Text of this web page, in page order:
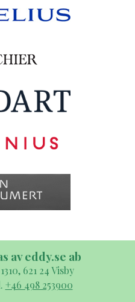
av eddy.se ab
621 24 Visby
+46 498 253900